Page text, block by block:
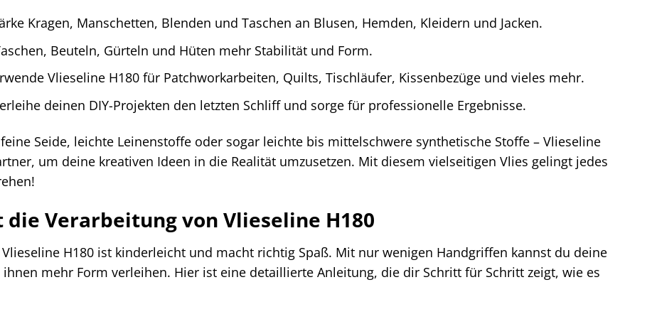
Kragen, Manschetten, Blenden und Taschen an Blusen, Hemden, Kleidern und Jacken.
Beuteln, Gürteln und Hüten mehr Stabilität und Form.
Vlieseline H180 für Patchworkarbeiten, Quilts, Tischläufer, Kissenbezüge und vieles mehr.
deinen DIY-Projekten den letzten Schliff und sorge für professionelle Ergebnisse.
Seide, leichte Leinenstoffe oder sogar leichte bis mittelschwere synthetische Stoffe – Vlieseline
um deine kreativen Ideen in die Realität umzusetzen. Mit diesem vielseitigen Vlies gelingt jedes
die Verarbeitung von Vlieseline H180
H180 ist kinderleicht und macht richtig Spaß. Mit nur wenigen Handgriffen kannst du deine
mehr Form verleihen. Hier ist eine detaillierte Anleitung, die dir Schritt für Schritt zeigt, wie es